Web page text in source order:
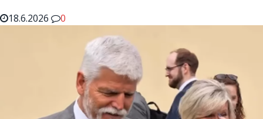
18.6.2026
0